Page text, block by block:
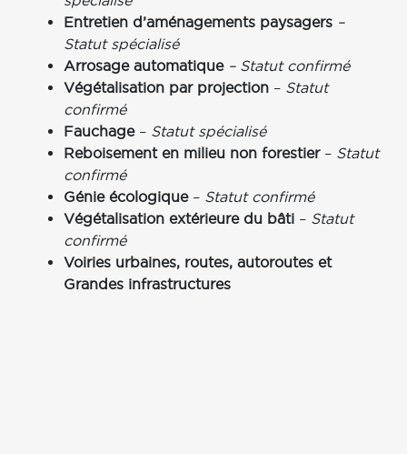
Entretien d’aménagements paysagers –
Statut spécialisé
Arrosage automatique – Statut confirmé
Végétalisation par projection – Statut
confirmé
Fauchage – Statut spécialisé
Reboisement en milieu non forestier– Statut
confirmé
Génie écologique– Statut confirmé
Végétalisation extérieure du bâti – Statut
confirmé
Voiries urbaines, routes, autoroutes et
Grandes infrastructures